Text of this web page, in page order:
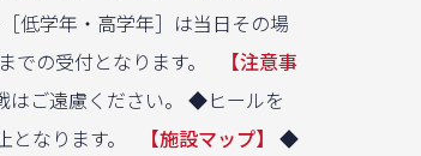
低学年・高学年］は当日その場
での受付となります。
【注意事
はご遠慮ください。 ◆ヒールを
となります。
【施設マップ】 ◆